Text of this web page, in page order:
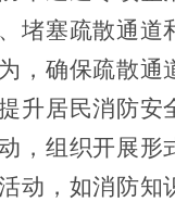
堵塞疏散通道
， 确保疏散通
升居民消防安
，组织开展形
动，如消防知